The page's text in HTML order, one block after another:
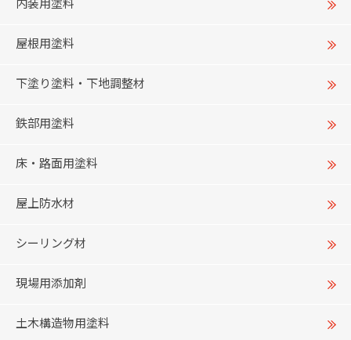
内装用塗料
屋根用塗料
下塗り塗料・下地調整材
鉄部用塗料
床・路面用塗料
屋上防水材
シーリング材
現場用添加剤
土木構造物用塗料